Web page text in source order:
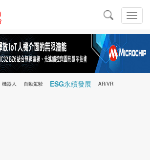
切
換
導
導
航
機器人 自動駕駛 ESG永續發展 AR/VR